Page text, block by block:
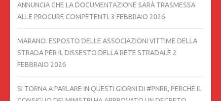
ANNUNCIA CHE LA DOCUMENTAZIONE SARÀ TRASMESSA
ALLE PROCURE COMPETENTI. 3 FEBBRAIO 2026
MARANO. ESPOSTO DELLE ASSOCIAZIONI VITTIME DELLA
STRADA PER IL DISSESTO DELLA RETE STRADALE 2
FEBBRAIO 2026
SI TORNA A PARLARE IN QUESTI GIORNI DI #PNRR, PERCHÉ IL